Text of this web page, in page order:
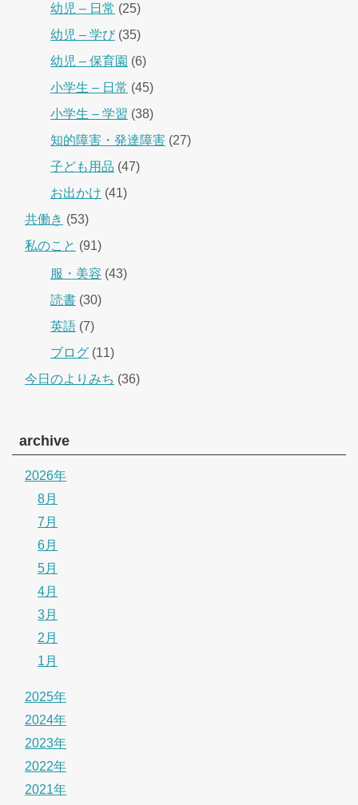
幼児 – 日常 (25)
幼児 – 学び(35)
幼児 – 保育園 (6)
小学生 – 日常 (45)
小学生 – 学習 (38)
知的障害・発達障害 (27)
子ども用品 (47)
お出かけ (41)
共働き (53)
私のこと (91)
服・美容 (43)
読書 (30)
英語 (7)
ブログ (11)
今日のよりみち (36)
archive
2026年
8月
7月
6月
5月
4月
3月
2月
1月
2025年
2024年
2023年
2022年
2021年